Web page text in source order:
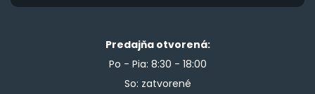
Predajňa otvorená:
Po - Pia: 8:30 - 18:00
So: zatvorené